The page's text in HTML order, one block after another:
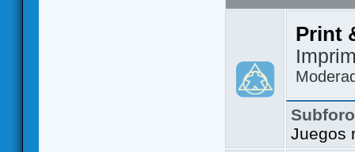
Print
Juegos